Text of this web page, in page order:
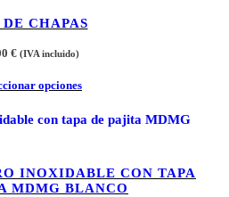
DE CHAPAS
€ (IVA incluido)
opciones
INOXIDABLE CON TAPA
MDMG BLANCO